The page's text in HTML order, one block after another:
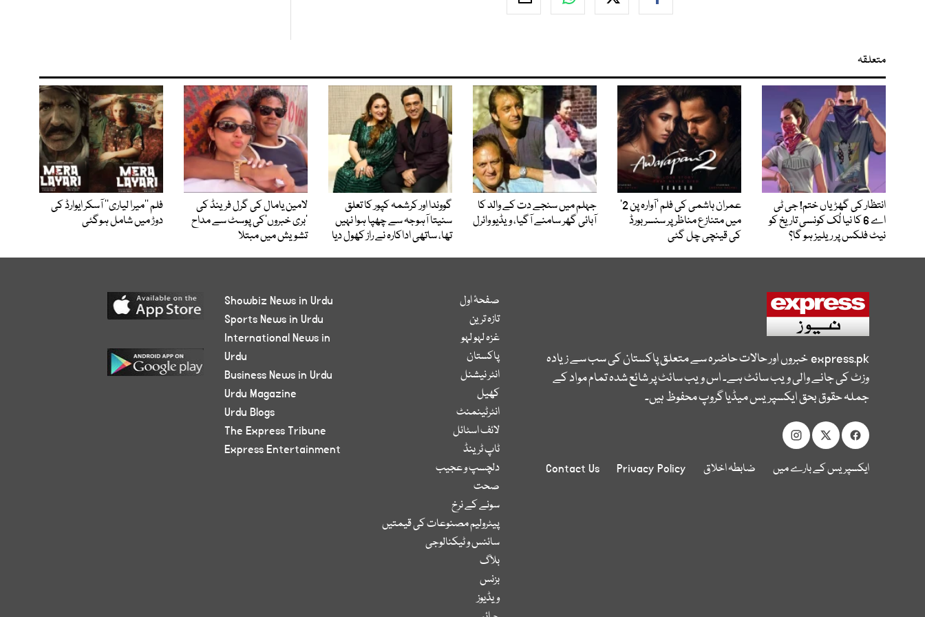
متعلقہ
انتظار کی گھڑیاں ختم! جی ٹی
اے 6 کا نیا لُک کونسی تاریخ کو
نیٹ فلکس پر ریلیز ہو گا؟
عمران ہاشمی کی فلم ’آوارہ پن 2‘
میں متنازع مناظر پر سنسر بورڈ
کی قینچی چل گئی
جہلم میں سنجے دت کے والد کا
آبائی گھر سامنے آگیا، ویڈیو وائرل
گووندا اور کرشمہ کپور کا تعلق
سنیتا آہوجہ سے چھپا ہوا نہیں
تھا، ساتھی اداکارہ نے راز کھول دیا
لامین یامال کی گرل فرینڈ کی
’بری خبروں‘کی پوسٹ سے مداح
تشویش میں مبتلا
فلم ’’میرا لیاری‘‘ آسکر ایوارڈ کی
دوڑ میں شامل ہوگئی
express.pkخبروں اور حالات حاضرہ سے متعلق پاکستان کی سب سے زیادہ
وزٹ کی جانے والی ویب سائٹ ہے۔ اس ویب سائٹ پر شائع شدہ تمام مواد کے
جملہ حقوق بحق ایکسپریس میڈیا گروپ محفوظ ہیں۔
ایکسپریس کے بارے میں ضابطہ اخلاق Privacy Policy
Contact Us
صفحۂ اول
تازہ ترین
غزہ لہو لہو
پاکستان
انٹر نیشنل
کھیل
انٹرٹینمنٹ
لائف اسٹائل
ٹاپ ٹرینڈ
دلچسپ و عجیب
صحت
سونے کے نرخ
پیٹرولیم مصنوعات کی قیمتیں
سائنس و ٹیکنالوجی
بلاگ
بزنس
ویڈیوز
Showbiz News in Urdu
Sports News in Urdu
International News in
Urdu
Business News in Urdu
Urdu Magazine
Urdu Blogs
The Express Tribune
Express Entertainment